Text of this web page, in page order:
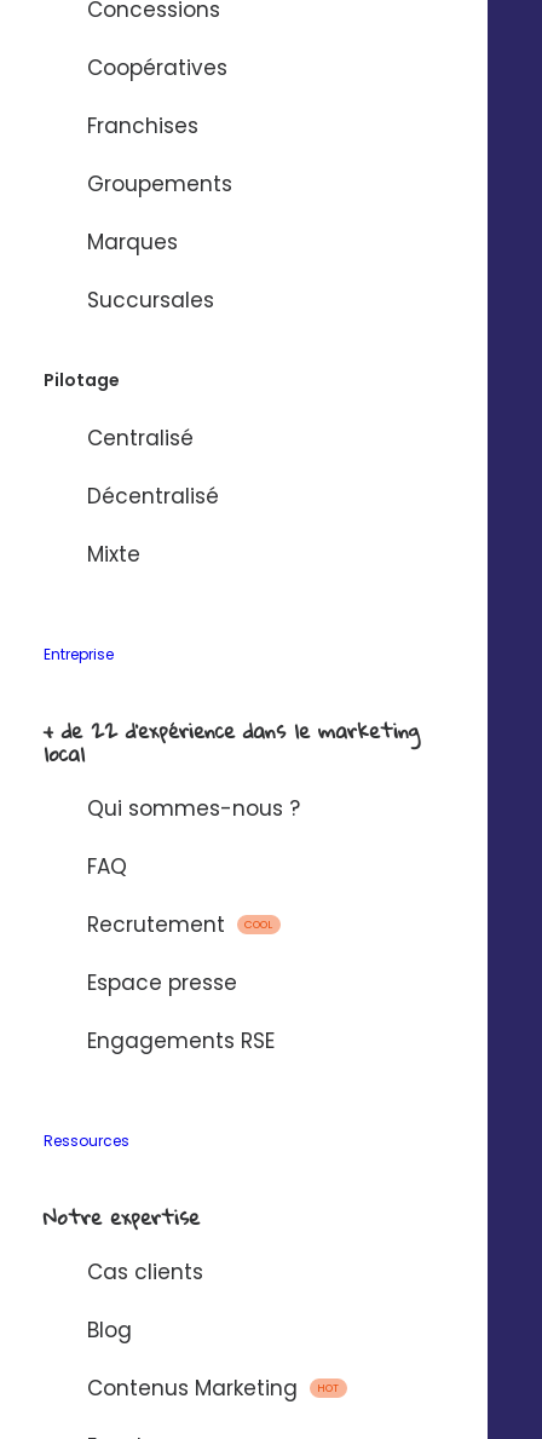
Concessions
Coopératives
Franchises
Groupements
Marques
Succursales
Pilotage
Centralisé
Décentralisé
Mixte
Entreprise
+ de 22 d'expérience dans le marketing
local
Qui sommes-nous ?
FAQ
Recrutement
COOL
Espace presse
Engagements RSE
Ressources
Notre expertise
Cas clients
Blog
Contenus Marketing
HOT
targeting : 3 piliers pour
Fond d’écran : Calendrier